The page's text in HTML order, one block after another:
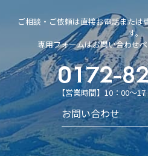
ご相談・ご依頼は直接お電話また
す。
専用フォームはお問い合わせ
0172-
【営業時間】10：00～
お問い合わせ